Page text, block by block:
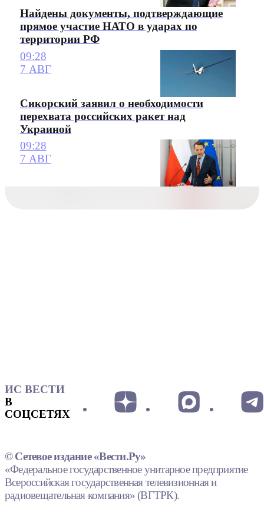
Найдены документы, подтверждающие
прямое участие НАТО в ударах по
территории РФ
09:28
7 АВГ
Сикорский заявил о необходимости
перехвата российских ракет над
Украиной
09:28
7 АВГ
ИС ВЕСТИ
В
СОЦСЕТЯХ
© Сетевое издание «Вести.Ру»
«Федеральное государственное унитарное предприятие
Всероссийская государственная телевизионная и
радиовещательная компания» (ВГТРК).